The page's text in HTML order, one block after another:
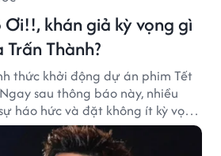
Ơi!!, khán giả kỳ vọng gì
Thành?
thức khởi động dự án phim Tết
sau thông báo này, nhiều
háo hức và đặt không ít kỳ vọng
Trấn Thành.